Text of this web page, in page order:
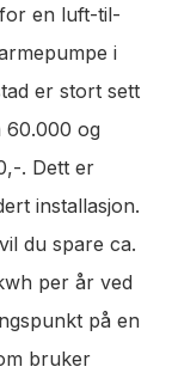
en luft-til-
i
er stort sett
60.000 og
. Dett er
installasjon.
du spare ca.
per år ved
på en
bruker